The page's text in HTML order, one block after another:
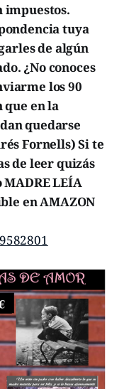
impuestos.
tuya
de algún
¿No conoces
los 90
que en la
quedarse
Fornells) Si te
de leer quizás
LEÍA
en AMAZON